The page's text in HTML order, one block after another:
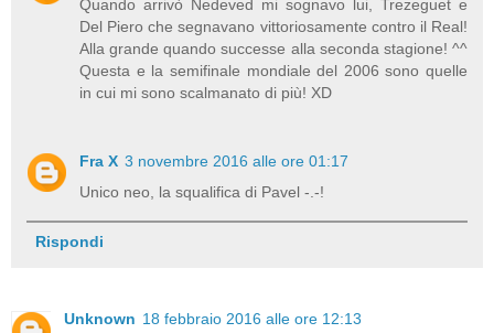
Quando arrivò Nedeved mi sognavo lui, Trezeguet e
Del Piero che segnavano vittoriosamente contro il Real!
Alla grande quando successe alla seconda stagione! ^^
Questa e la semifinale mondiale del 2006 sono quelle
in cui mi sono scalmanato di più! XD
Fra X 3 novembre 2016 alle ore 01:17
Unico neo, la squalifica di Pavel -.-!
Rispondi
Unknown 18 febbraio 2016 alle ore 12:13